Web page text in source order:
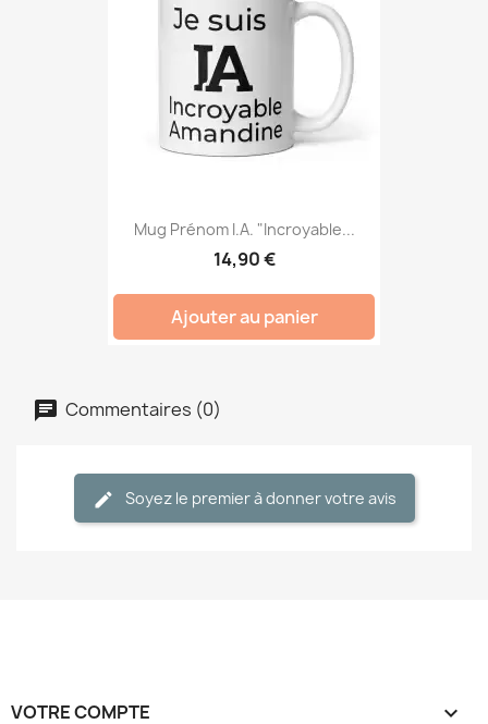
Mug Prénom I.A. "Incroyable...
14,90 €
Ajouter au panier
Commentaires (0)
Soyez le premier à donner votre avis
VOTRE COMPTE 